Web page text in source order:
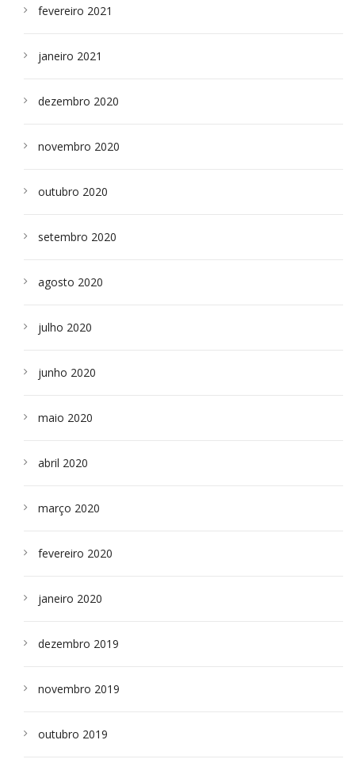
fevereiro 2021
janeiro 2021
dezembro 2020
novembro 2020
outubro 2020
setembro 2020
agosto 2020
julho 2020
junho 2020
maio 2020
abril 2020
março 2020
fevereiro 2020
janeiro 2020
dezembro 2019
novembro 2019
outubro 2019